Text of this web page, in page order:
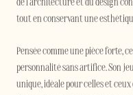
de l'architecture et du design
tout en conservant une
Pensée comme une pièce forte,
personnalité sans artifice. Son
unique, idéale pour celles et